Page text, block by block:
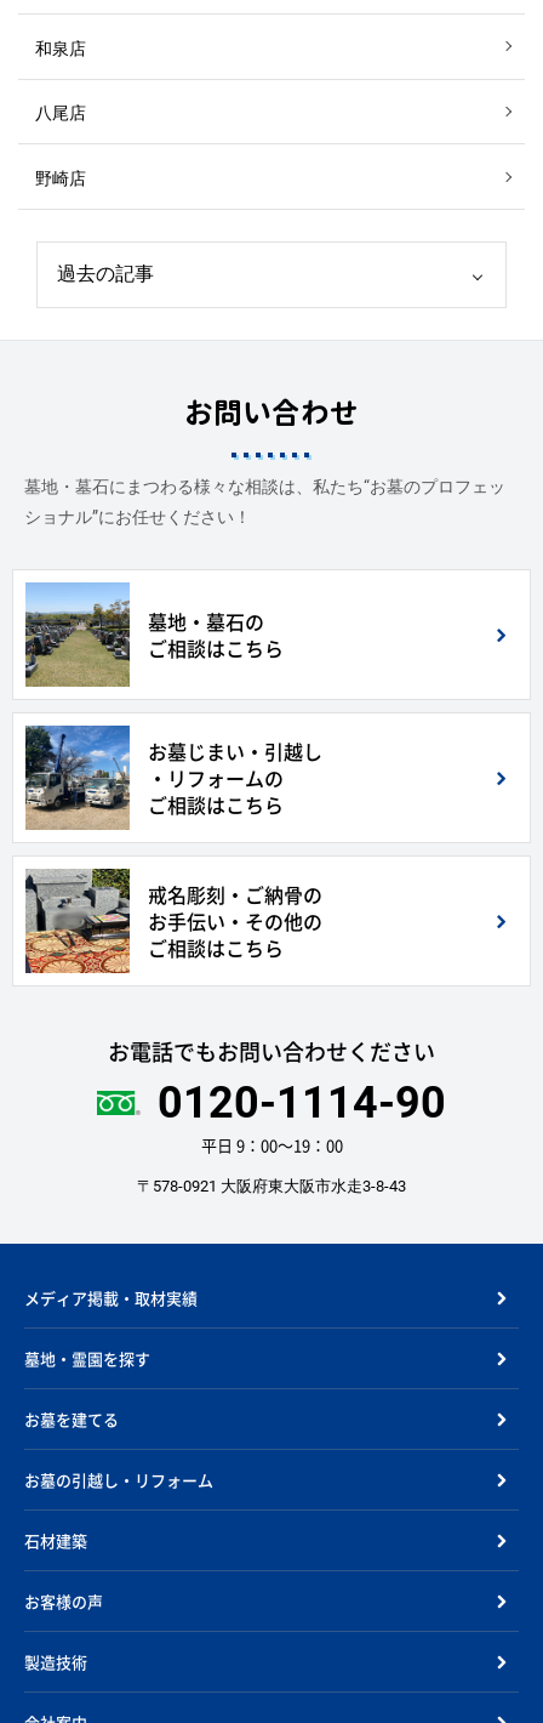
和泉店
八尾店
野崎店
お問い合わせ
墓地・墓石にまつわる様々な相談は、私たち“お墓のプロフェッ
ショナル”にお任せください！
墓地・墓石の
ご相談はこちら
お墓じまい・引越し
・リフォームの
ご相談はこちら
戒名彫刻・ご納骨の
お手伝い・その他の
ご相談はこちら
お電話でもお問い合わせください
0120-1114-90
平日 9：00〜19：00
〒578-0921 大阪府東大阪市水走3-8-43
メディア掲載・取材実績
墓地・霊園を探す
お墓を建てる
お墓の引越し・リフォーム
石材建築
お客様の声
製造技術